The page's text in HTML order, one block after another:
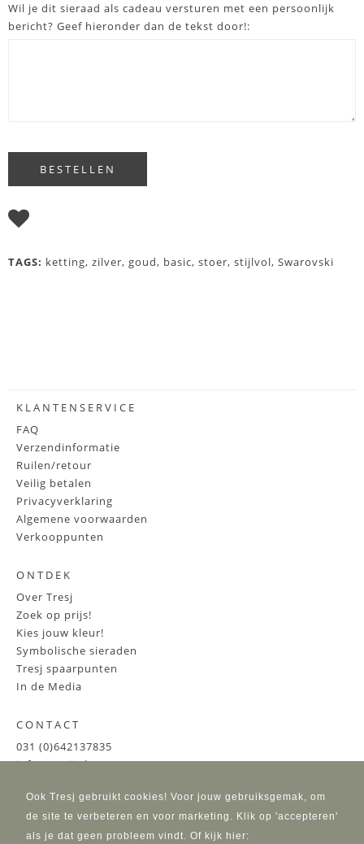
Ook Tresj gebruikt cookies! Voor jouw gebruiksgemak, om
de site te verbeteren en voor marketing. Klik op 'accepteren'
als je dat geen probleem vindt. Of kijk hier:
Wil je dit sieraad als cadeau versturen met een persoonlijk
bericht? Geef hieronder dan de tekst door!:
TAGS: ketting, zilver, goud, basic, stoer, stijlvol, Swarovski
KLANTENSERVICE
FAQ
Verzendinformatie
Ruilen/retour
Veilig betalen
Privacyverklaring
Algemene voorwaarden
Verkooppunten
ONTDEK
Over Tresj
Zoek op prijs!
Kies jouw kleur!
Symbolische sieraden
Tresj spaarpunten
In de Media
CONTACT
031 (0)642137835
info@tresj.nl